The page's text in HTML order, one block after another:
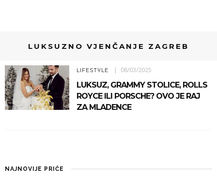
LUKSUZNO VJENČANJE ZAGREB
LIFESTYLE 08/03/2025
LUKSUZ, GRAMMY STOLICE, ROLLS
ROYCE ILI PORSCHE? OVO JE RAJ
ZA MLADENCE
NAJNOVIJE PRIČE